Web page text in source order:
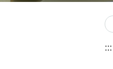
:::